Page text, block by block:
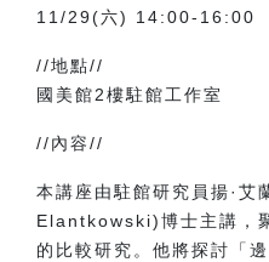
11/29(六) 14:00-16:00
//地點//
國美館2樓駐館工作室
//內容//
本講座由駐館研究員揚·艾
Elantkowski)博士主講，
的比較研究。他將探討「